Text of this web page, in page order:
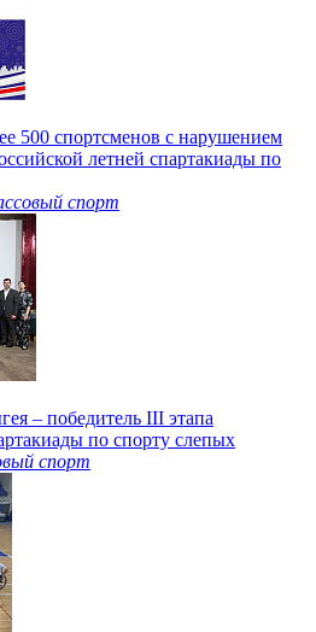
500 спортсменов с нарушением
летней спартакиады по
спорт
– победитель III этапа
по спорту слепых
спорт